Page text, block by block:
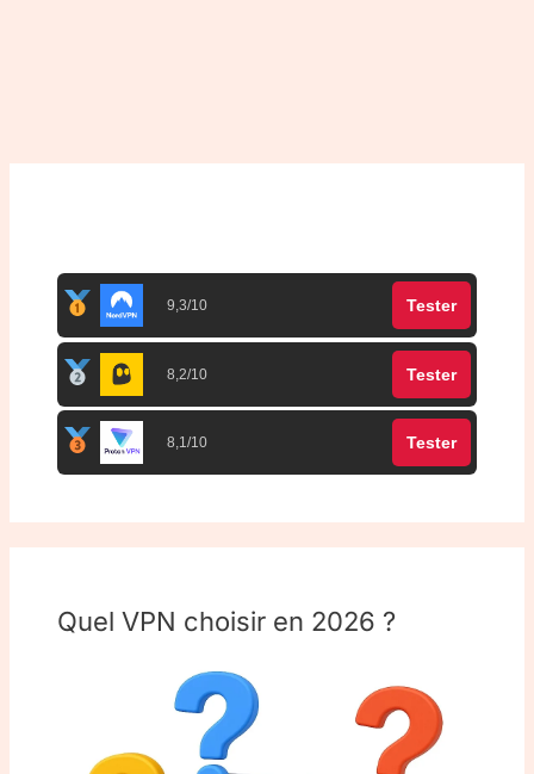
9,3/10 Tester
8,2/10 Tester
8,1/10 Tester
Quel VPN choisir en 2026 ?